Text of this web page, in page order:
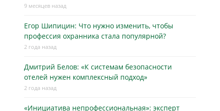
9 месяцев назад
Егор Шипицин: Что нужно изменить, чтобы
профессия охранника стала популярной?
2 года назад
Дмитрий Белов: «К системам безопасности
отелей нужен комплексный подход»
2 года назад
«Инициатива непрофессиональная»: эксперт